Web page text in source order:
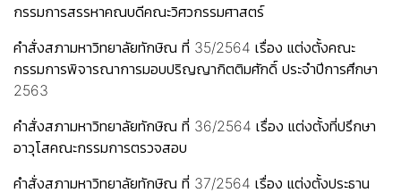
กรรมการสรรหาคณบดีคณะวิศวกรรมศาสตร์
คำสั่งสภามหาวิทยาลัยทักษิณ ที่ 35/2564 เรื่อง แต่งตั้งคณะ
กรรมการพิจารณาการมอบปริญญากิตติมศักดิ์ ประจำปีการศึกษา
2563
คำสั่งสภามหาวิทยาลัยทักษิณ ที่ 36/2564 เรื่อง แต่งตั้งที่ปรึกษา
อาวุโสคณะกรรมการตรวจสอบ
คำสั่งสภามหาวิทยาลัยทักษิณ ที่ 37/2564 เรื่อง แต่งตั้งประธาน